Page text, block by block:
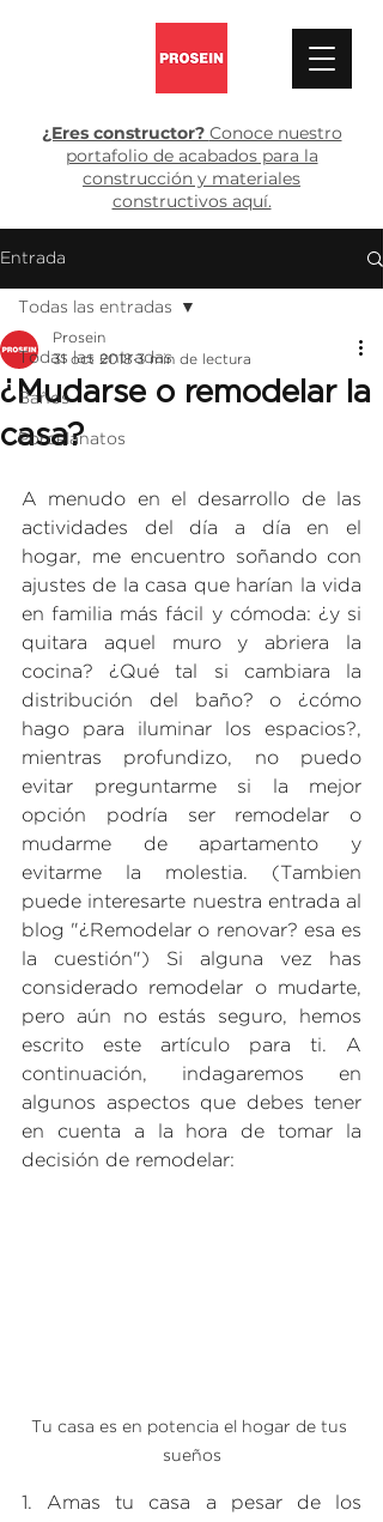
¿Eres constructor? Conoce nuestro
portafolio de acabados para la
construcción y materiales
constructivos aquí.
Entrada
Todas las entradas
Baños
Porcelanatos
Todas las entradas
¿Mudarse o remodelar la
casa?
Prosein
31 oct 2018 3 min de lectura
A menudo en el desarrollo de las
actividades del día a día en el
hogar, me encuentro soñando con
ajustes de la casa que harían la vida
en familia más fácil y cómoda: ¿y si
quitara aquel muro y abriera la
cocina? ¿Qué tal si cambiara la
distribución del baño? o ¿cómo
hago para iluminar los espacios?,
mientras profundizo, no puedo
evitar preguntarme si la mejor
opción podría ser remodelar o
mudarme de apartamento y
evitarme la molestia. (Tambien
puede interesarte nuestra entrada al
blog "¿Remodelar o renovar? esa es
la cuestión" ) Si alguna vez has
considerado remodelar o mudarte,
pero aún no estás seguro, hemos
escrito este artículo para ti. A
continuación, indagaremos en
algunos aspectos que debes tener
en cuenta a la hora de tomar la
decisión de remodelar:
Tu casa es en potencia el hogar de tus
sueños
1. Amas tu casa a pesar de los